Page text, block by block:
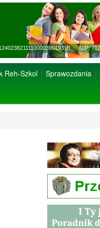
NIP:
Reh-Szkol Sprawozdania